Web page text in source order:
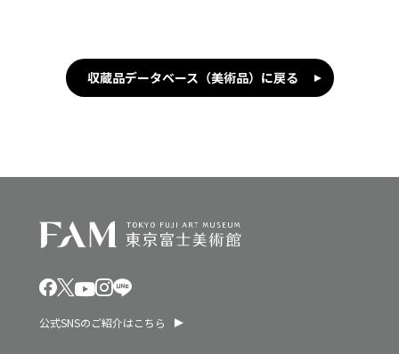
収蔵品データベース（美術品）に戻る
公式SNSのご紹介はこちら